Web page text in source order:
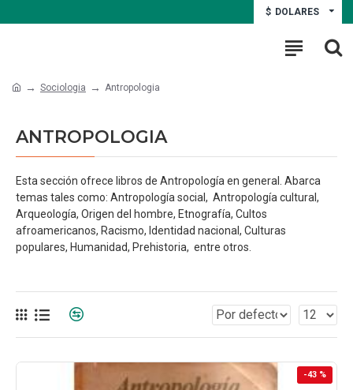
$ DOLARES
Sociologia Antropologia
ANTROPOLOGIA
Esta sección ofrece libros de Antropología en general. Abarca
temas tales como: Antropología social, Antropología cultural,
Arqueología, Origen del hombre, Etnografía, Cultos
afroamericanos, Racismo, Identidad nacional, Culturas
populares, Humanidad, Prehistoria, entre otros.
-43 %